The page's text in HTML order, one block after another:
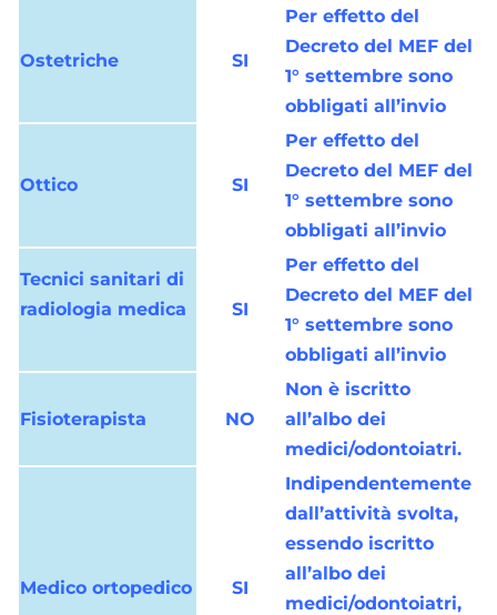
Ostetriche SI
Per effetto del
Decreto del MEF del
1° settembre sono
obbligati all’invio
Ottico SI
Per effetto del
Decreto del MEF del
1° settembre sono
obbligati all’invio
Tecnici sanitari di
radiologia medica
SI
Per effetto del
Decreto del MEF del
1° settembre sono
obbligati all’invio
Fisioterapista NO
Non è iscritto
all’albo dei
medici/odontoiatri.
Medico ortopedico SI
Indipendentemente
dall’attività svolta,
essendo iscritto
all’albo dei
medici/odontoiatri,